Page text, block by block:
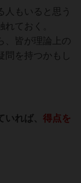
人もいると思う
ておく。
、皆が理論上の
問を持つかもし
れば、 得点を